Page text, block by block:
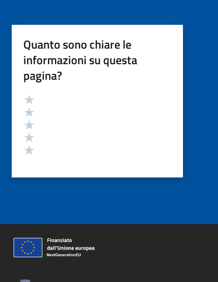
Quanto sono chiare le
informazioni su questa
pagina?
Valutazione